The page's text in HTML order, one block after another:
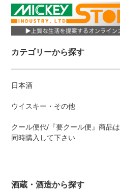
カテゴリーから探す
日本酒
ウイスキー・その他
クール便代/『要クール便』商品は
同時購入して下さい
酒蔵・酒造から探す